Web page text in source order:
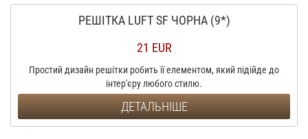
РЕШІТКА LUFT SF ЧОРНА (9*)
21 EUR
Простий дизайн решітки робить її елементом, який підійде до
інтер'єру любого стилю.
ДЕТАЛЬНІШЕ